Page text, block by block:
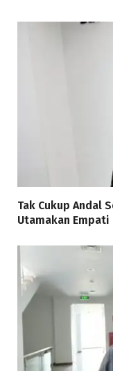
Tak Cukup Andal
Utamakan